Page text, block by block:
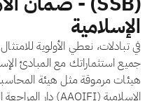
الإسلامية
في تبادلات، نعطي الأولوية
جميع استثماراتك مع المبادئ
هيئات مرموقة مثل هيئة
الإسلامية (AAOIFI) دار المراجعة الشرعية (SSB)